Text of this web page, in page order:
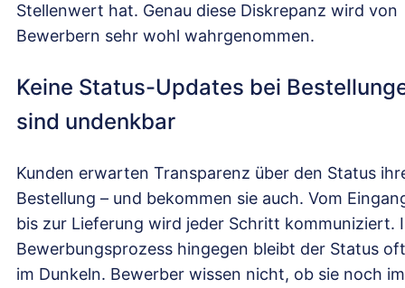
Stellenwert hat. Genau diese Diskrepanz wird von
Bewerbern sehr wohl wahrgenommen.
Keine Status-Updates bei
sind undenkbar
Kunden erwarten Transparenz über den Status
Bestellung – und bekommen sie auch. Vom
bis zur Lieferung wird jeder Schritt kommuniziert.
Bewerbungsprozess hingegen bleibt der Status oft
im Dunkeln. Bewerber wissen nicht, ob sie noch im